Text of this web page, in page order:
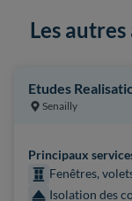
Les
Etudes
Senailly
Principaux
Fenêtres,
Isolation des